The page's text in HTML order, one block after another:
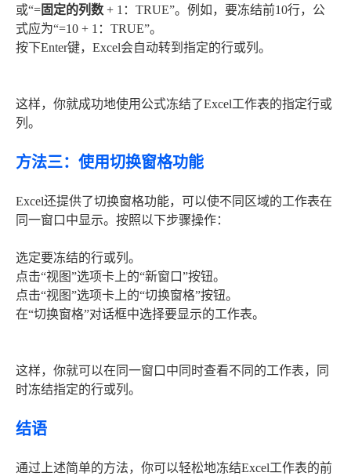
或“=固定的列数 + 1：TRUE”。例如，要冻结前10行，公
式应为“=10 + 1：TRUE”。
按下Enter键，Excel会自动转到指定的行或列。
这样，你就成功地使用公式冻结了Excel工作表的指定行或
列。
方法三：使用切换窗格功能
Excel还提供了切换窗格功能，可以使不同区域的工作表在
同一窗口中显示。按照以下步骤操作：
选定要冻结的行或列。
点击“视图”选项卡上的“新窗口”按钮。
点击“视图”选项卡上的“切换窗格”按钮。
在“切换窗格”对话框中选择要显示的工作表。
这样，你就可以在同一窗口中同时查看不同的工作表，同
时冻结指定的行或列。
结语
通过上述简单的方法，你可以轻松地冻结Excel工作表的前